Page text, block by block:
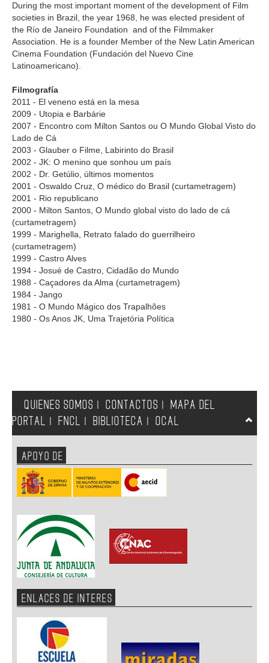
During the most important moment of the development of Film
societies in Brazil, the year 1968, he was elected president of
the Río de Janeiro Foundation and of the Filmmaker
Association. He is a founder Member of the New Latin American
Cinema Foundation (Fundación del Nuevo Cine
Latinoamericano).
Filmografía
2011 - El veneno está en la mesa
2009 - Utopia e Barbárie
2007 - Encontro com Milton Santos ou O Mundo Global Visto do
Lado de Cá
2003 - Glauber o Filme, Labirinto do Brasil
2002 - JK: O menino que sonhou um país
2002 - Dr. Getúlio, últimos momentos
2001 - Oswaldo Cruz, O médico do Brasil (curtametragem)
2001 - Rio republicano
2000 - Milton Santos, O Mundo global visto do lado de cá
(curtametragem)
1999 - Marighella, Retrato falado do guerrilheiro
(curtametragem)
1999 - Castro Alves
1994 - Josué de Castro, Cidadão do Mundo
1988 - Caçadores da Alma (curtametragem)
1984 - Jango
1981 - O Mundo Mágico dos Trapalhões
1980 - Os Anos JK, Uma Trajetória Política
QUIENES SOMOS CONTACTOS
MAPA DEL
PORTAL
FNCL BIBLIOTECA OCAL
APOYO DE
ENLACES DE INTERES